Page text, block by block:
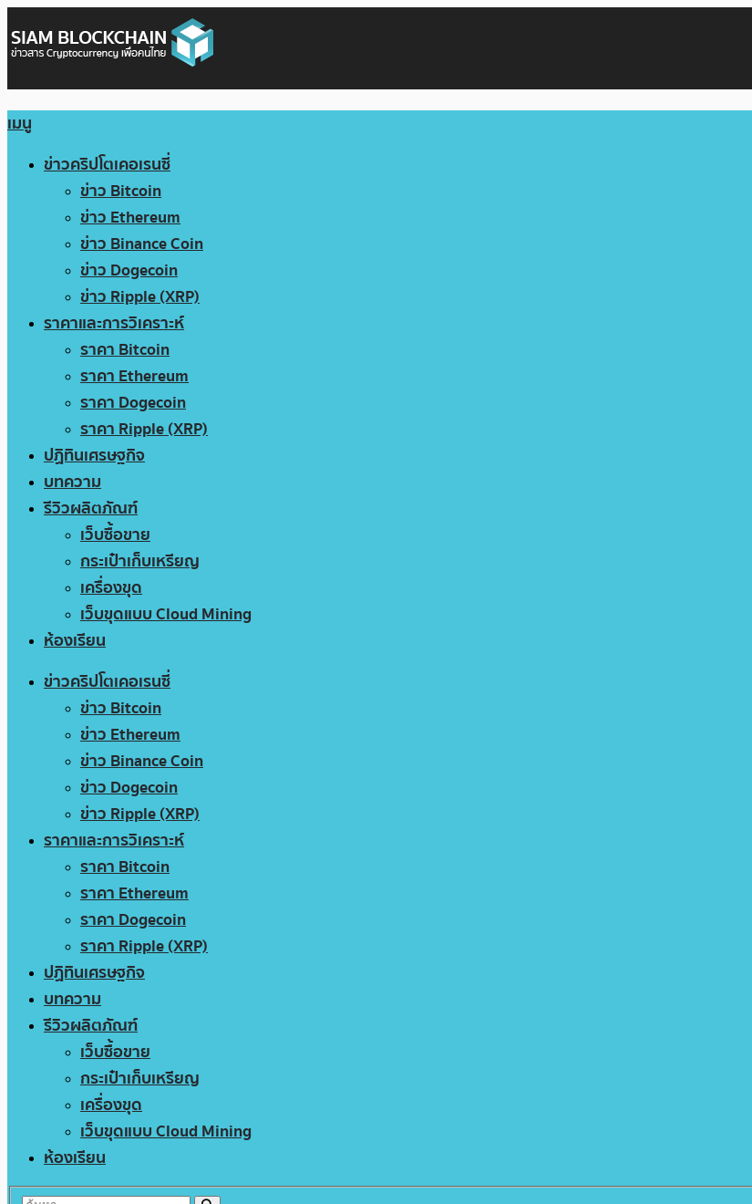
เมนู
ข่าวคริปโตเคอเรนซี่
ข่าว Bitcoin
ข่าว Ethereum
ข่าว Binance Coin
ข่าว Dogecoin
ข่าว Ripple (XRP)
ราคาและการวิเคราะห์
ราคา Bitcoin
ราคา Ethereum
ราคา Dogecoin
ราคา Ripple (XRP)
ปฏิทินเศรษฐกิจ
บทความ
รีวิวผลิตภัณฑ์
เว็บซื้อขาย
กระเป๋าเก็บเหรียญ
เครื่องขุด
เว็บขุดแบบ Cloud Mining
ห้องเรียน
ข่าวคริปโตเคอเรนซี่
ข่าว Bitcoin
ข่าว Ethereum
ข่าว Binance Coin
ข่าว Dogecoin
ข่าว Ripple (XRP)
ราคาและการวิเคราะห์
ราคา Bitcoin
ราคา Ethereum
ราคา Dogecoin
ราคา Ripple (XRP)
ปฏิทินเศรษฐกิจ
บทความ
รีวิวผลิตภัณฑ์
เว็บซื้อขาย
กระเป๋าเก็บเหรียญ
เครื่องขุด
เว็บขุดแบบ Cloud Mining
ห้องเรียน